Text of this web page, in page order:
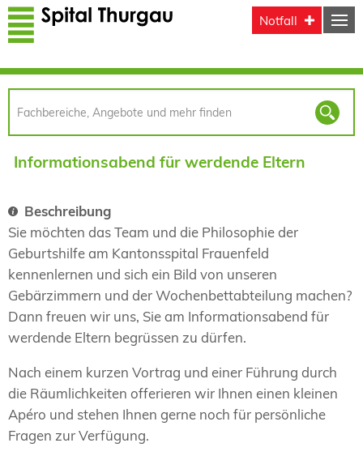
Direkt zum Inhalt
Notfall
Informationsabend für werdende Eltern
Beschreibung
Sie möchten das Team und die Philosophie der
Geburtshilfe am Kantonsspital Frauenfeld
kennenlernen und sich ein Bild von unseren
Gebärzimmern und der Wochenbettabteilung machen?
Dann freuen wir uns, Sie am Informationsabend für
werdende Eltern begrüssen zu dürfen.
Nach einem kurzen Vortrag und einer Führung durch
die Räumlichkeiten offerieren wir Ihnen einen kleinen
Apéro und stehen Ihnen gerne noch für persönliche
Fragen zur Verfügung.